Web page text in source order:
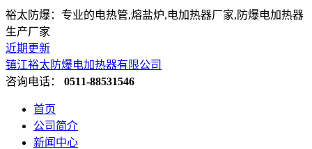
裕太防爆：专业的电热管,熔盐炉,电加热器厂家,防爆电加热器
生产厂家
近期更新
镇江裕太防爆电加热器有限公司
咨询电话： 0511-88531546
首页
公司简介
新闻中心